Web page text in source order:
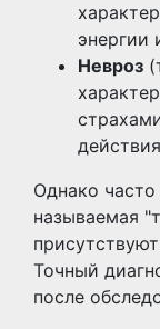
энергии
Невроз
Однако
называемая
Точный
после